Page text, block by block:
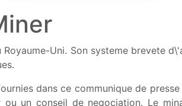
Royaume-Uni. Son systeme brevete
dans ce communique de
ou un conseil de negociation. Le